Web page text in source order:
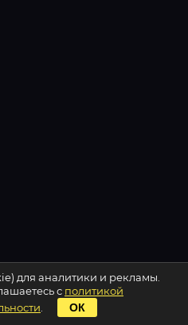
для аналитики и рекламы.
с политикой
ОК